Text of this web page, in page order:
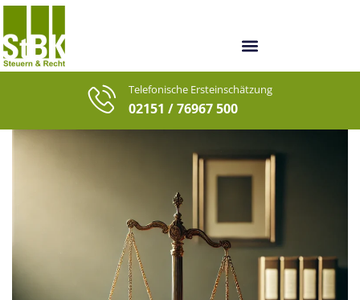
Telefonische Ersteinschätzung
02151 / 76967 500